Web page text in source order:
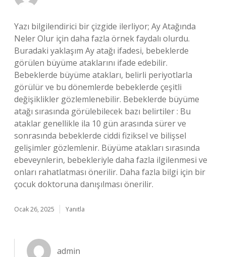
Yazı bilgilendirici bir çizgide ilerliyor; Ay Atağında
Neler Olur için daha fazla örnek faydalı olurdu.
Buradaki yaklaşım Ay atağı ifadesi, bebeklerde
görülen büyüme ataklarını ifade edebilir.
Bebeklerde büyüme atakları, belirli periyotlarla
görülür ve bu dönemlerde bebeklerde çeşitli
değişiklikler gözlemlenebilir. Bebeklerde büyüme
atağı sırasında görülebilecek bazı belirtiler : Bu
ataklar genellikle ila 10 gün arasında sürer ve
sonrasında bebeklerde ciddi fiziksel ve bilişsel
gelişimler gözlemlenir. Büyüme atakları sırasında
ebeveynlerin, bebekleriyle daha fazla ilgilenmesi ve
onları rahatlatması önerilir. Daha fazla bilgi için bir
çocuk doktoruna danışılması önerilir.
Ocak 26, 2025 Yanıtla
admin